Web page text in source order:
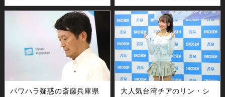
パワハラ疑惑の斎藤兵庫県
大人気台湾チアのリン・シ